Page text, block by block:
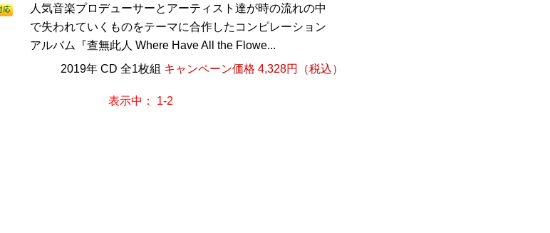
人気音楽プロデューサーとアーティスト達が時の流れの中
で失われていくものをテーマに合作したコンピレーション
アルバム『查無此人 Where Have All the Flowe...
2019年 CD 全1枚組 キャンペーン価格 4,328円（税込）
表示中： 1-2